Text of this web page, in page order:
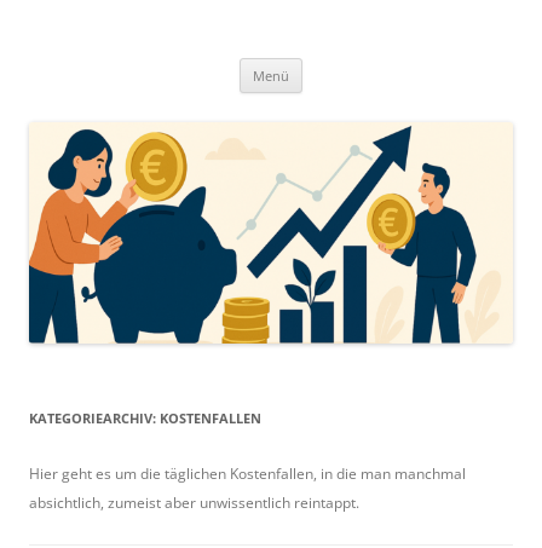
Menü
KATEGORIEARCHIV: KOSTENFALLEN
Hier geht es um die täglichen Kostenfallen, in die man manchmal
absichtlich, zumeist aber unwissentlich reintappt.